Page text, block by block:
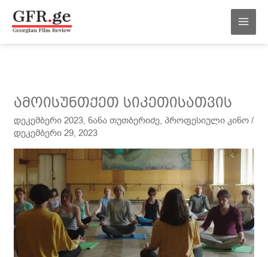
გადასვლა
ამოისუნთქეთ სიკეთისათვის
დეკემბერი 2023, ნანა თუთბერიძე,პროფესიული კინო /
დეკემბერი 29, 2023
ამოისუნთქეთ
სიკეთისათვის